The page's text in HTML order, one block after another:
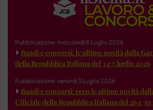
Pubblicazione: mercoledì 8 Luglio 2026
Bandi e concorsi: le ultime novità dalla
della Repubblica Italiana del 3 e 7 luglio 2026
Pubblicazione: venerdì 3 Luglio 2026
Bandi e concorsi: ecco le ultime novità
Ufficiale della Repubblica Italiana del 26 e